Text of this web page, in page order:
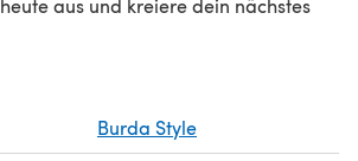
aus und kreiere dein nächstes
Burda Style